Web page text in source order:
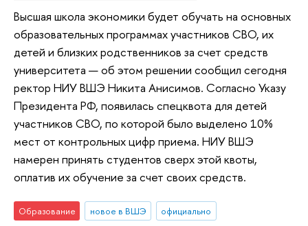
Высшая школа экономики будет обучать на основных
образовательных программах участников СВО, их
детей и близких родственников за счет средств
университета — об этом решении сообщил сегодня
ректор НИУ ВШЭ Никита Анисимов. Согласно Указу
Президента РФ, появилась спецквота для детей
участников СВО, по которой было выделено 10%
мест от контрольных цифр приема. НИУ ВШЭ
намерен принять студентов сверх этой квоты,
оплатив их обучение за счет своих средств.
Образование новое в ВШЭ официально